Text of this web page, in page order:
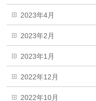
2023年4月
2023年2月
2023年1月
2022年12月
2022年10月